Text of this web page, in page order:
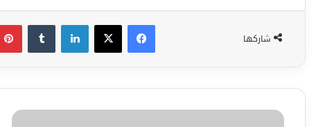
شاركها
فيسبوك‫X لينكدإن
همسة